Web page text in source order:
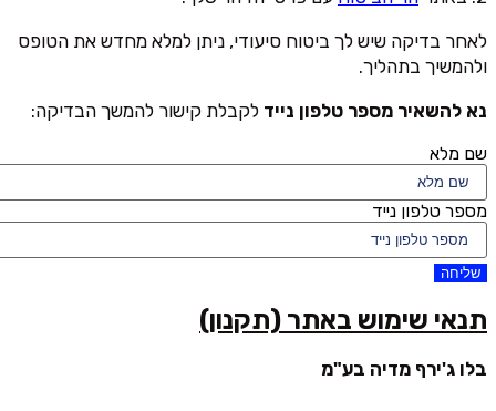
לאחר בדיקה שיש לך ביטוח סיעודי, ניתן למלא מחדש את הטופס
ולהמשיך בתהליך.
נא להשאיר מספר טלפון נייד לקבלת קישור להמשך הבדיקה:
שם מלא
מספר טלפון נייד
שליחה
תנאי שימוש באתר (תקנון)
בלו ג'ירף מדיה בע"מ